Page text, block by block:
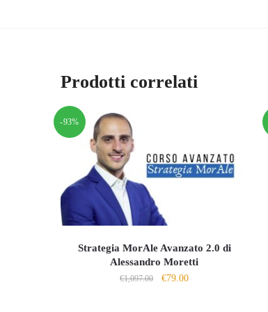
Prodotti correlati
-93%
Strategia MorAle Avanzato 2.0 di
Alessandro Moretti
€1,097.00
Il
€79.00Il